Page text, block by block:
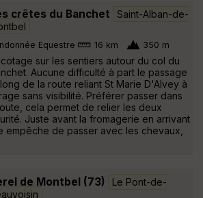
crêtes du Banchet
Saint-Alban-de-
Equestre 16 km 350 m
sur les sentiers autour du col du
Aucune difficulté à part le passage
de la route reliant St Marie D'Alvey à
sans visibilité. Préférer passer dans
cela permet de relier les deux
Juste avant la fromagerie en arrivant
empêche de passer avec les chevaux,
de Montbel (73)
Le Pont-de-